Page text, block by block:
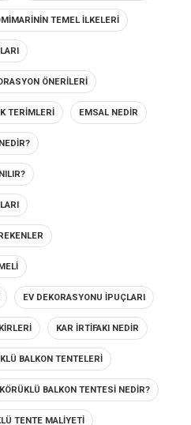
TEMEL İLKELERI
ÖNERILERI
TERIMLERI EMSAL NEDIR
EV DEKORASYONU IPUÇLARI
KAR IRTIFAKI NEDIR
BALKON TENTELERI
KÖRÜKLÜ BALKON TENTESI NEDIR?
TENTE MALIYETI